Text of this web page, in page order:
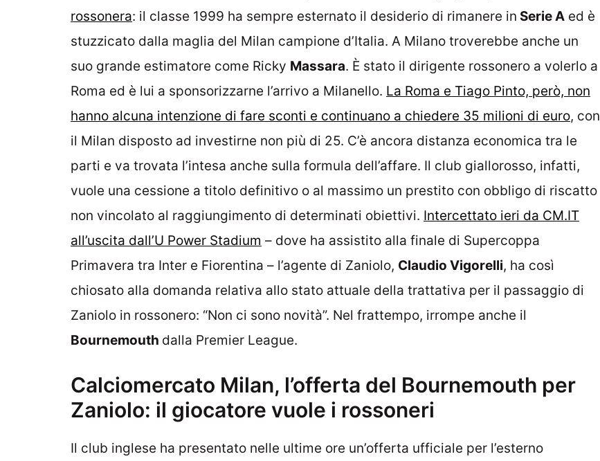
rossonera: il classe 1999 ha sempre esternato il desiderio di rimanere in Serie A ed è
stuzzicato dalla maglia del Milan campione d’Italia. A Milano troverebbe anche un
suo grande estimatore come Ricky Massara. È stato il dirigente rossonero a volerlo a
Roma ed è lui a sponsorizzarne l’arrivo a Milanello. La Roma e Tiago Pinto, però, non
hanno alcuna intenzione di fare sconti e continuano a chiedere 35 milioni di euro, con
il Milan disposto ad investirne non più di 25. C’è ancora distanza economica tra le
parti e va trovata l’intesa anche sulla formula dell’affare. Il club giallorosso, infatti,
vuole una cessione a titolo definitivo o al massimo un prestito con obbligo di riscatto
non vincolato al raggiungimento di determinati obiettivi. Intercettato ieri da CM.IT
all’uscita dall’U Power Stadium – dove ha assistito alla finale di Supercoppa
Primavera tra Inter e Fiorentina – l’agente di Zaniolo, Claudio Vigorelli, ha così
chiosato alla domanda relativa allo stato attuale della trattativa per il passaggio di
Zaniolo in rossonero: “Non ci sono novità”. Nel frattempo, irrompe anche il
Bournemouth dalla Premier League.
Calciomercato Milan, l’offerta del Bournemouth per
Zaniolo: il giocatore vuole i rossoneri
Il club inglese ha presentato nelle ultime ore un’offerta ufficiale per l’esterno